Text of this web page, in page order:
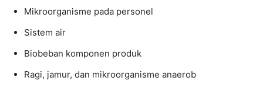
Mikroorganisme pada personel
Sistem air
Biobeban komponen produk
Ragi, jamur, dan mikroorganisme anaerob